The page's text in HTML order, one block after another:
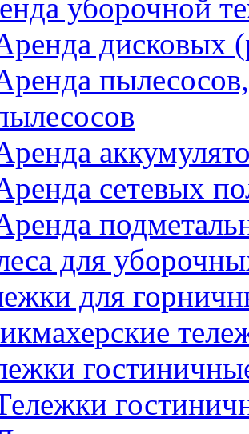
уборочной
дисковых
сетевых
для
для